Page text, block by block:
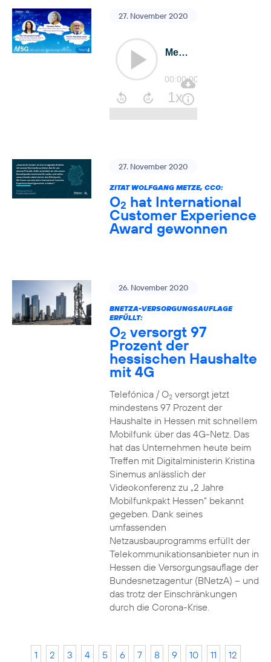
27. November 2020
27. November 2020
ZITAT WOLFGANG METZE, CCO:
O2 hat International
Customer Experience
Award gewonnen
26. November 2020
BNETZA-VERSORGUNGSAUFLAGE
ERFÜLLT:
O2 versorgt 97
Prozent der
hessischen Haushalte
mit 4G
Telefónica / O2versorgt jetzt
mindestens 97 Prozent der
Haushalte in Hessen mit schnellem
Mobilfunk über das 4G-Netz. Das
hat das Unternehmen heute beim
Treffen mit Digitalministerin Kristina
Sinemus anlässlich der
Videokonferenz zu „2 Jahre
Mobilfunkpakt Hessen“ bekannt
gegeben. Dank seines
umfassenden
Netzausbauprogramms erfüllt der
Telekommunikationsanbieter nun in
Hessen die Versorgungsauflage der
Bundesnetzagentur (BNetzA) – und
das trotz der Einschränkungen
durch die Corona-Krise.
1 2 3 4 5 6 7 8 9 10 11
12